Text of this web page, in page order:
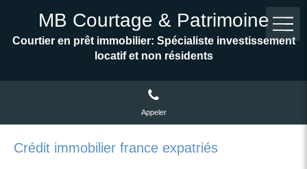
MB Courtage & Patrimoine
Courtier en prêt immobilier: Spécialiste investissement
locatif et non résidents
Appeler
Crédit immobilier france expatriés